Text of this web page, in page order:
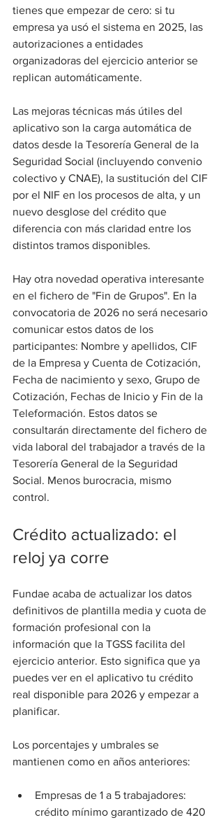
tienes que empezar de cero: si tu
empresa ya usó el sistema en 2025, las
autorizaciones a entidades
organizadoras del ejercicio anterior se
replican automáticamente.
Las mejoras técnicas más útiles del
aplicativo son la carga automática de
datos desde la Tesorería General de la
Seguridad Social (incluyendo convenio
colectivo y CNAE), la sustitución del CIF
por el NIF en los procesos de alta, y un
nuevo desglose del crédito que
diferencia con más claridad entre los
distintos tramos disponibles.
Hay otra novedad operativa interesante
en el fichero de "Fin de Grupos". En la
convocatoria de 2026 no será necesario
comunicar estos datos de los
participantes: Nombre y apellidos, CIF
de la Empresa y Cuenta de Cotización,
Fecha de nacimiento y sexo, Grupo de
Cotización, Fechas de Inicio y Fin de la
Teleformación. Estos datos se
consultarán directamente del fichero de
vida laboral del trabajador a través de la
Tesorería General de la Seguridad
Social. Menos burocracia, mismo
control.
Crédito actualizado: el
reloj ya corre
Fundae acaba de actualizar los datos
definitivos de plantilla media y cuota de
formación profesional con la
información que la TGSS facilita del
ejercicio anterior. Esto significa que ya
puedes ver en el aplicativo tu crédito
real disponible para 2026 y empezar a
planificar.
Los porcentajes y umbrales se
mantienen como en años anteriores:
Empresas de 1 a 5 trabajadores:
crédito mínimo garantizado de 420